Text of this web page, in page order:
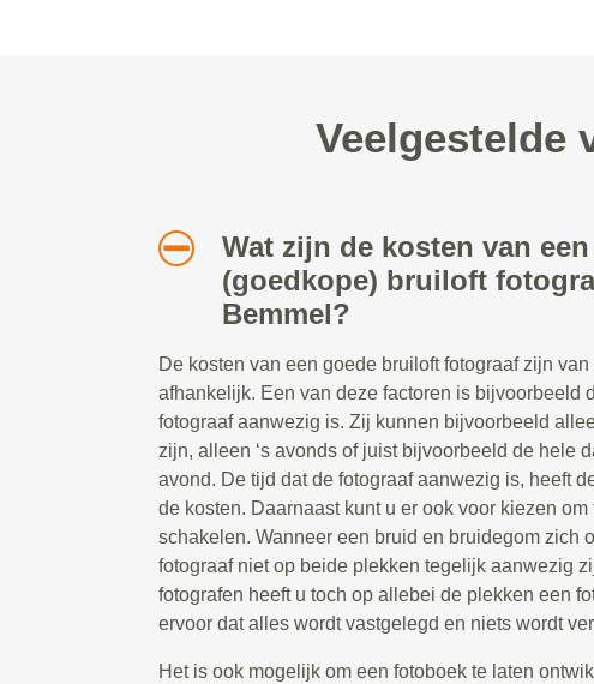
Veelgestelde
Wat zijn de kosten van een
(goedkope) bruiloft
Bemmel?
De kosten van een goede bruiloft fotograaf zijn
afhankelijk. Een van deze factoren is bijvoorbeeld
fotograaf aanwezig is. Zij kunnen bijvoorbeeld
zijn, alleen ‘s avonds of juist bijvoorbeeld de hele
avond. De tijd dat de fotograaf aanwezig is, heeft
de kosten. Daarnaast kunt u er ook voor kiezen
schakelen. Wanneer een bruid en bruidegom zich
fotograaf niet op beide plekken tegelijk aanwezig
fotografen heeft u toch op allebei de plekken een
ervoor dat alles wordt vastgelegd en niets wordt
Het is ook mogelijk om een fotoboek te laten